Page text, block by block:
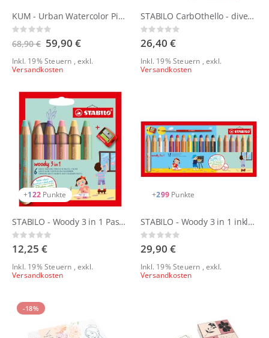
KUM - Urban Watercolor Pinselset by paperieur
Rating:
0%
68,90 € Sonderangebot
59,90 €
Inkl. 19% Steuern ,exkl.
Versandkosten
STABILO CarbOthello - diverse Sets
Rating:
0%
26,40 €
Inkl. 19% Steuern ,exkl.
Versandkosten
+122 Punkte
STABILO - Woody 3 in 1 Pastellfarben - 6er Set mit Spitzer
Rating:
0%
12,25 €
Inkl. 19% Steuern ,exkl.
Versandkosten
+299 Punkte
STABILO - Woody 3 in 1 inkl. Pastellfarben - 18er Set mit Spitzer und Pinsel
Rating:
0%
29,90 €
Inkl. 19% Steuern ,exkl.
Versandkosten
-18%